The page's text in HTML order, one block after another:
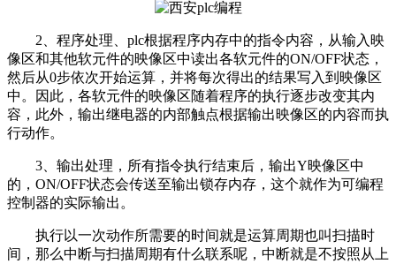
2、程序处理、plc根据程序内存中的指令内容，从输入映
像区和其他软元件的映像区中读出各软元件的ON/OFF状态，
然后从0步依次开始运算，并将每次得出的结果写入到映像区
中。因此，各软元件的映像区随着程序的执行逐步改变其内
容，此外，输出继电器的内部触点根据输出映像区的内容而执
行动作。
3、输出处理，所有指令执行结束后，输出Y映像区中
的，ON/OFF状态会传送至输出锁存内存，这个就作为可编程
控制器的实际输出。
执行以一次动作所需要的时间就是运算周期也叫扫描时
间，那么中断与扫描周期有什么联系呢，中断就是不按照从上